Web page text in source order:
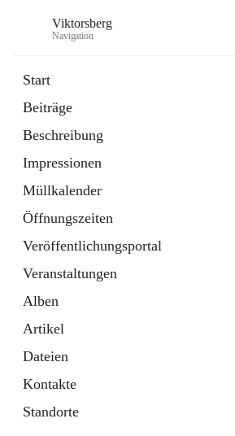
Viktorsberg
Navigation
Start
Beiträge
Beschreibung
Impressionen
Müllkalender
Öffnungszeiten
Veröffentlichungsportal
Veranstaltungen
Alben
Artikel
Dateien
Kontakte
Standorte